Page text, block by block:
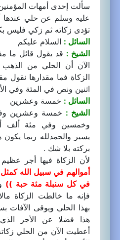
سألت إحدى أمهات
عليه وسلم عن حلي عندها
تؤدى زكاته ثم زكي فليس
السائل : السلام عليكم
الشيخ : قد يقول قائل ما
الآن أن الحلي من الذهب
الزكاة فما مقدارها نقول
اثنين ونص في المئة وفي
السائل : خمسة وعشرين
الشيخ : خمسة وعشرين
وخمسين وفي مئة ألف
يسير والحمدلله ربما
بركته بلا شك .
لأن الزكاة فيها أجر عظيم
أموالهم في سبيل الله
في كل سنبلة مئة حبة ))
فإنه ما خالطت الزكاة مالا
بهذا الحلي ويوقى الآفات
هذا فضلا عن الأجر الذي
أعطيت الآن من الحلي